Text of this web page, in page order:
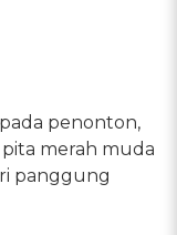
penonton,
merah muda
panggung